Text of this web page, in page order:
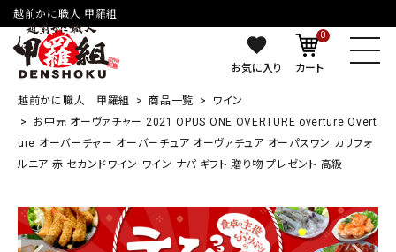
越前かに職人 甲羅組
お気に入り
0
カート
越前かに職人 甲羅組 商品一覧
ワイン
お中元 オーヴァチャー 2021 OPUS ONE OVERTURE overture Overt
ure オーバーチャー オーバーチュア オーヴァチュア オーパスワン カリフォ
ルニア 赤 セカンドワイン ワイン ナパ ギフト 贈り物 プレゼント 高級